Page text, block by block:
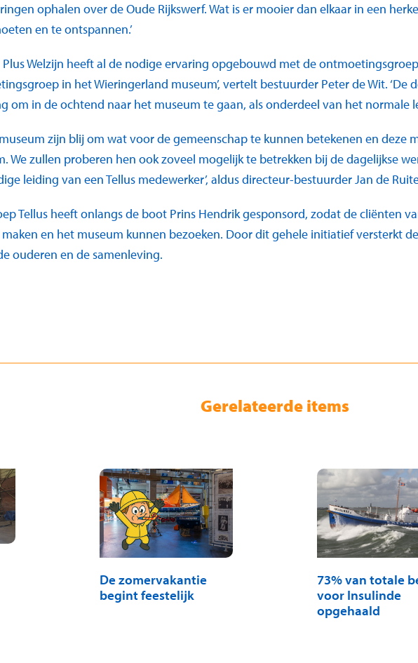
ophalen over de Oude Rijkswerf. Wat is er mooier dan elkaar in een
en te ontspannen.’
Plus Welzijn heeft al de nodige ervaring opgebouwd met de
in het Wieringerland museum’, vertelt bestuurder Peter de Wit. ‘De
om in de ochtend naar het museum te gaan, als onderdeel van het normale
museum zijn blij om wat voor de gemeenschap te kunnen betekenen en deze
We zullen proberen hen ook zoveel mogelijk te betrekken bij de dagelijkse
leiding van een Tellus medewerker’, aldus directeur-bestuurder Jan de
Tellus heeft onlangs de boot Prins Hendrik gesponsord, zodat de cliënten
en het museum kunnen bezoeken. Door dit gehele initiatief versterkt
ouderen en de samenleving.
Gerelateerde items
De zomervakantie
begint feestelijk
73% van totale
voor Insulinde
opgehaald